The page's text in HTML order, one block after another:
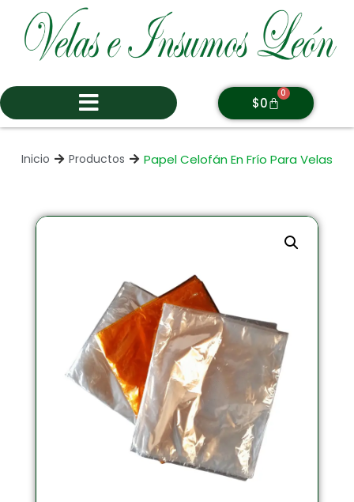
$0
0
Inicio Productos Papel Celofán En Frío Para Velas